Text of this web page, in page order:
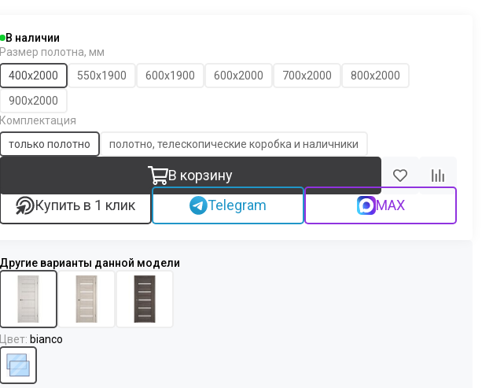
В наличии
Размер полотна, мм
400x2000
550х1900 600х1900 600х2000 700х2000
800х2000
900х2000
Комплектация
только полотно
полотно, телескопические коробка и наличники
В корзину
Купить в 1 клик
Telegram MAX
Цвет: bianco